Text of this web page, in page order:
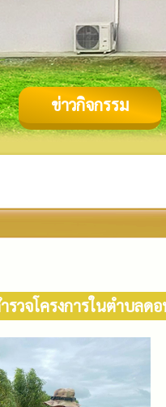
ข่าวกิจกรรม
รวจโครงการในตำบล